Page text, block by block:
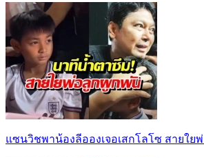
แซนวิชพาน้องลีอองเจอเสกโลโซ สายใย